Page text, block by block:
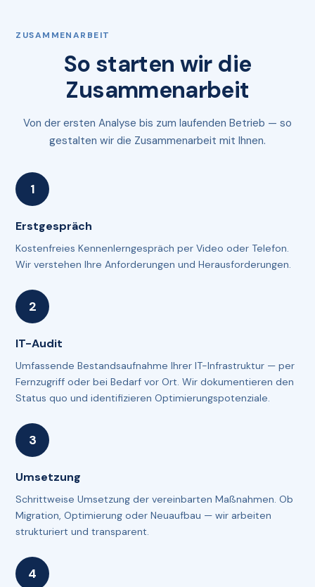
ZUSAMMENARBEIT
So starten wir die
Zusammenarbeit
Von der ersten Analyse bis zum laufenden Betrieb — so
gestalten wir die Zusammenarbeit mit Ihnen.
Erstgespräch
Kostenfreies Kennenlerngespräch per Video oder Telefon.
Wir verstehen Ihre Anforderungen und Herausforderungen.
IT-Audit
Umfassende Bestandsaufnahme Ihrer IT-Infrastruktur — per
Fernzugriff oder bei Bedarf vor Ort. Wir dokumentieren den
Status quo und identifizieren Optimierungspotenziale.
Umsetzung
Schrittweise Umsetzung der vereinbarten Maßnahmen. Ob
Migration, Optimierung oder Neuaufbau — wir arbeiten
strukturiert und transparent.